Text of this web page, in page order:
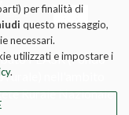
FEASR (Fondo
nell'ambito
Rurale Nazionale
per finalità di
questo messaggio,
necessari.
utilizzati e impostare i
.